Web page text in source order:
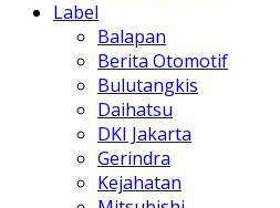
Label
Balapan
Berita Otomotif
Bulutangkis
Daihatsu
DKI Jakarta
Gerindra
Kejahatan